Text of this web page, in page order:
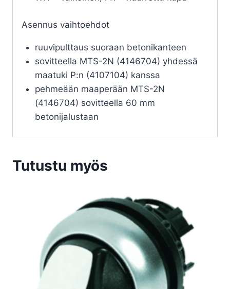
Asennus vaihtoehdot
ruuvipulttaus suoraan betonikanteen
sovitteella MTS-2N (4146704) yhdessä
maatuki P:n (4107104) kanssa
pehmeään maaperään MTS-2N
(4146704) sovitteella 60 mm
betonijalustaan
Tutustu myös